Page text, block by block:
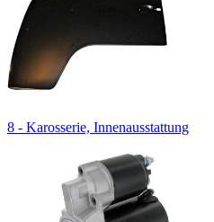
8 - Karosserie, Innenausstattung